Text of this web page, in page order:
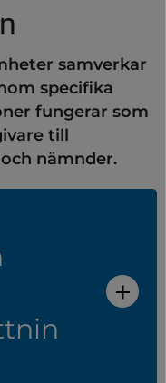
samverkar
specifika
fungerar som
till
nämnder.